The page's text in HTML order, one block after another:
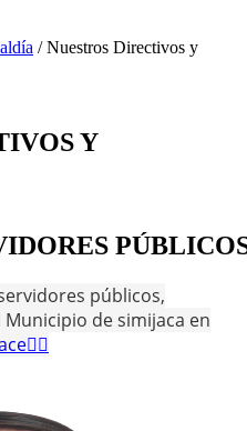
/Nuestros Directivos y
Y
públicos,
de simijaca en